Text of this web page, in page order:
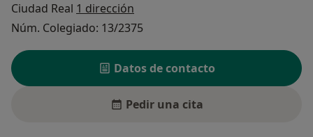
Ciudad Real 1 dirección
Núm. Colegiado: 13/2375
Datos de contacto
Pedir una cita